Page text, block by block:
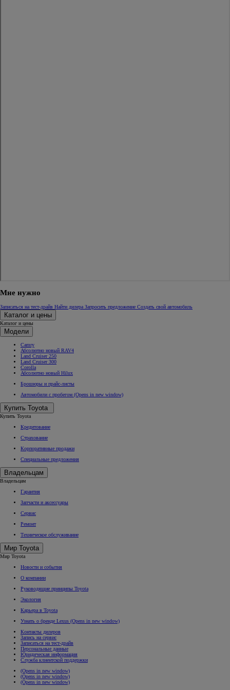
Мне нужно
Записаться на тест-драйв Найти дилера Запросить предложение Создать свой автомобиль
Каталог и цены
Каталог и цены
Модели
Camry
Абсолютно новый RAV4
Land Cruiser 250
Land Cruiser 300
Corolla
Абсолютно новый Hilux
Брошюры и прайс-листы
Автомобили с пробегом (Opens in new window)
Купить Toyota
Купить Toyota
Кредитование
Страхование
Корпоративные продажи
Специальные предложения
Владельцам
Владельцам
Гарантия
Запчасти и аксессуары
Сервис
Ремонт
Техническое обслуживание
Мир Toyota
Мир Toyota
Новости и события
О компании
Руководящие принципы Toyota
Экология
Карьера в Toyota
Узнать о бренде Lexus (Opens in new window)
Контакты дилеров
Запись на сервис
Записаться на тест-драйв
Персональные данные
Юридическая информация
Служба клиентской поддержки
(Opens in new window)
(Opens in new window)
(Opens in new window)